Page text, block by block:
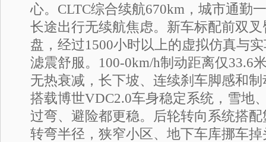
心。CLTC综合续航670km，城市通勤
长途出行无续航焦虑。新车标配前双
盘，经过1500小时以上的虚拟仿真与
滤震舒服。100-0km/h制动距离仅33.6
无热衰减，长下坡、连续刹车脚感和
搭载博世VDC2.0车身稳定系统，雪地
过弯、避险都更稳。后轮转向系统搭
转弯半径，狭窄小区、地下车库挪车